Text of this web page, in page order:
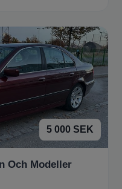
5 000 SEK
Och Modeller